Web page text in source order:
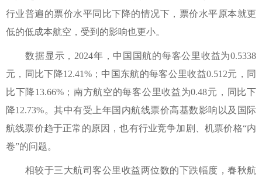
行业普遍的票价水平同比下降的情况下，票价水平原本就更
低的低成本航空，受到的影响也更小。
数据显示，2024年，中国国航的每客公里收益为0.5338
元，同比下降12.41%；中国东航的每客公里收益0.512元，同
比下降13.66%；南方航空的每客公里收益为0.48元，同比下
降12.73%。其中有受上年国内航线票价高基数影响以及国际
航线票价趋于正常的原因，也有行业竞争加剧、机票价格“内
卷”的问题。
相较于三大航司客公里收益两位数的下跌幅度，春秋航